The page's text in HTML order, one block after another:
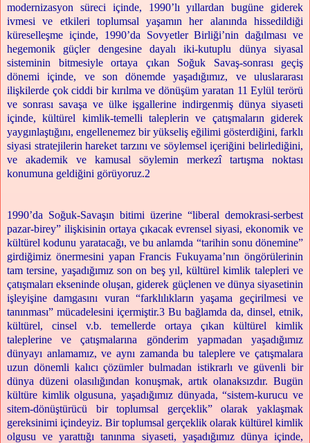
modernizasyon süreci içinde, 1990’lı yıllardan bugüne giderek
ivmesi ve etkileri toplumsal yaşamın her alanında hissedildiği
küreselleşme içinde, 1990’da Sovyetler Birliği’nin dağılması ve
hegemonik güçler dengesine dayalı iki-kutuplu dünya siyasal
sisteminin bitmesiyle ortaya çıkan Soğuk Savaş-sonrası geçiş
dönemi içinde, ve son dönemde yaşadığımız, ve uluslararası
ilişkilerde çok ciddi bir kırılma ve dönüşüm yaratan 11 Eylül terörü
ve sonrası savaşa ve ülke işgallerine indirgenmiş dünya siyaseti
içinde, kültürel kimlik-temelli taleplerin ve çatışmaların giderek
yaygınlaştığını, engellenemez bir yükseliş eğilimi gösterdiğini, farklı
siyasi stratejilerin hareket tarzını ve söylemsel içeriğini belirlediğini,
ve akademik ve kamusal söylemin merkezî tartışma noktası
konumuna geldiğini görüyoruz.2
1990’da Soğuk-Savaşın bitimi üzerine “liberal demokrasi-serbest
pazar-birey” ilişkisinin ortaya çıkacak evrensel siyasi, ekonomik ve
kültürel kodunu yaratacağı, ve bu anlamda “tarihin sonu dönemine”
girdiğimiz önermesini yapan Francis Fukuyama’nın öngörülerinin
tam tersine, yaşadığımız son on beş yıl, kültürel kimlik talepleri ve
çatışmaları ekseninde oluşan, giderek güçlenen ve dünya siyasetinin
işleyişine damgasını vuran “farklılıkların yaşama geçirilmesi ve
tanınması” mücadelesini içermiştir.3 Bu bağlamda da, dinsel, etnik,
kültürel, cinsel v.b. temellerde ortaya çıkan kültürel kimlik
taleplerine ve çatışmalarına gönderim yapmadan yaşadığımız
dünyayı anlamamız, ve aynı zamanda bu taleplere ve çatışmalara
uzun dönemli kalıcı çözümler bulmadan istikrarlı ve güvenli bir
dünya düzeni olasılığından konuşmak, artık olanaksızdır. Bugün
kültüre kimlik olgusuna, yaşadığımız dünyada, “sistem-kurucu ve
sitem-dönüştürücü bir toplumsal gerçeklik” olarak yaklaşmak
gereksinimi içindeyiz. Bir toplumsal gerçeklik olarak kültürel kimlik
olgusu ve yarattığı tanınma siyaseti, yaşadığımız dünya içinde,